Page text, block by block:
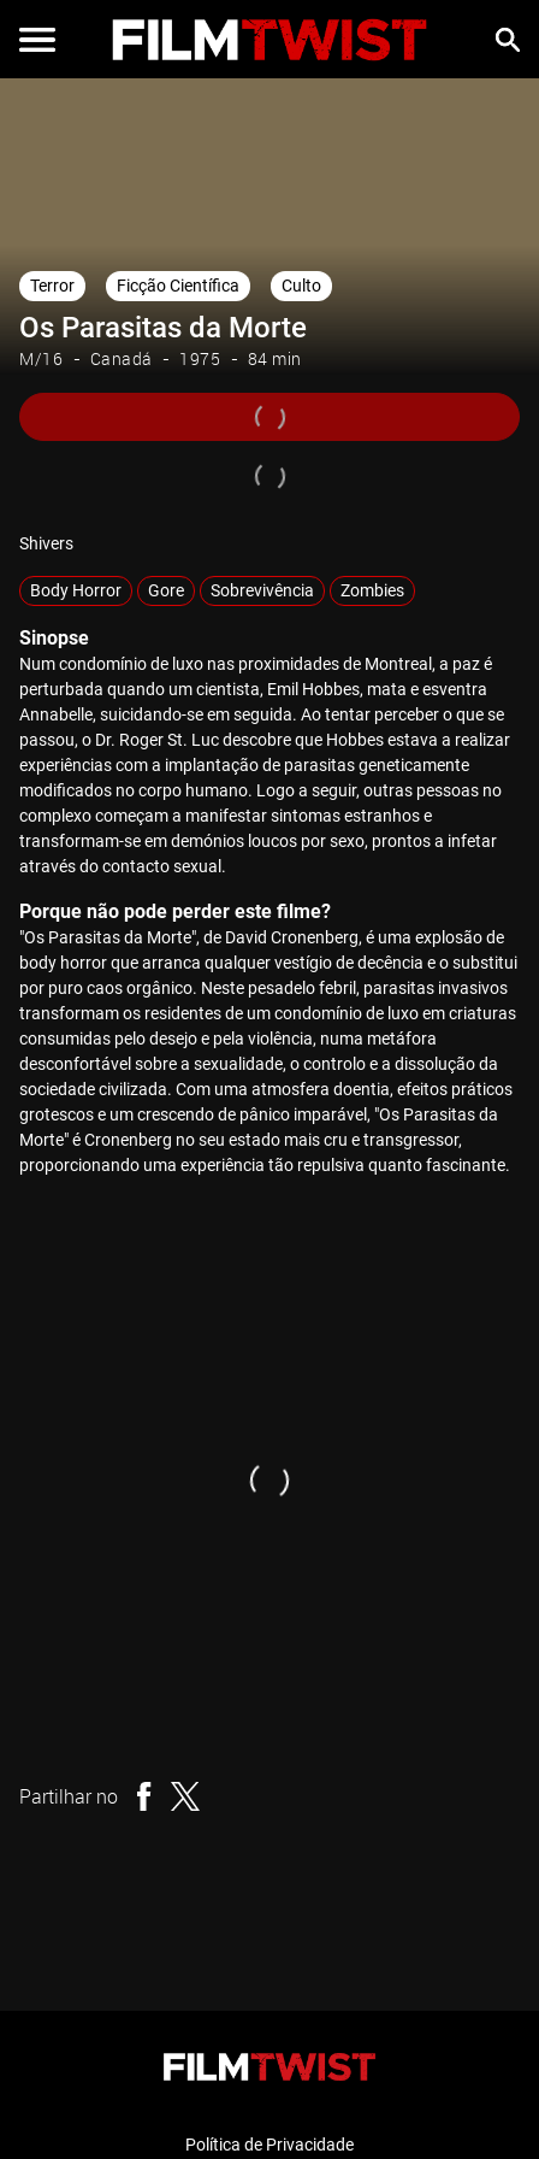
Terror Ficção Científica Culto
Os Parasitas da Morte
M/16 Canadá 1975 84 min
Shivers
Body Horror Gore Sobrevivência Zombies
Sinopse
Num condomínio de luxo nas proximidades de Montreal, a paz é
perturbada quando um cientista, Emil Hobbes, mata e esventra
Annabelle, suicidando-se em seguida. Ao tentar perceber o que se
passou, o Dr. Roger St. Luc descobre que Hobbes estava a realizar
experiências com a implantação de parasitas geneticamente
modificados no corpo humano. Logo a seguir, outras pessoas no
complexo começam a manifestar sintomas estranhos e
transformam-se em demónios loucos por sexo, prontos a infetar
através do contacto sexual.
Porque não pode perder este filme?
"Os Parasitas da Morte", de David Cronenberg, é uma explosão de
body horror que arranca qualquer vestígio de decência e o substitui
por puro caos orgânico. Neste pesadelo febril, parasitas invasivos
transformam os residentes de um condomínio de luxo em criaturas
consumidas pelo desejo e pela violência, numa metáfora
desconfortável sobre a sexualidade, o controlo e a dissolução da
sociedade civilizada. Com uma atmosfera doentia, efeitos práticos
grotescos e um crescendo de pânico imparável, "Os Parasitas da
Morte" é Cronenberg no seu estado mais cru e transgressor,
proporcionando uma experiência tão repulsiva quanto fascinante.
Partilhar no
Política de Privacidade